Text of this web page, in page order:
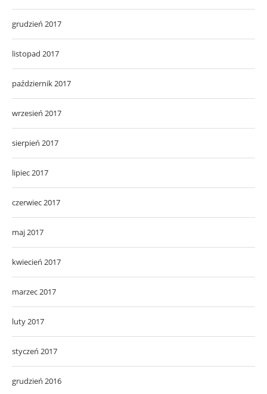
grudzień 2017
listopad 2017
październik 2017
wrzesień 2017
sierpień 2017
lipiec 2017
czerwiec 2017
maj 2017
kwiecień 2017
marzec 2017
luty 2017
styczeń 2017
grudzień 2016